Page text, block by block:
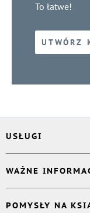
To łatwe!
UTWÓRZ
USŁUGI
Korektor
Projektant okładki
Druk Twojej książki
WAŻNE
Książki Ridero
POMYSŁY NA